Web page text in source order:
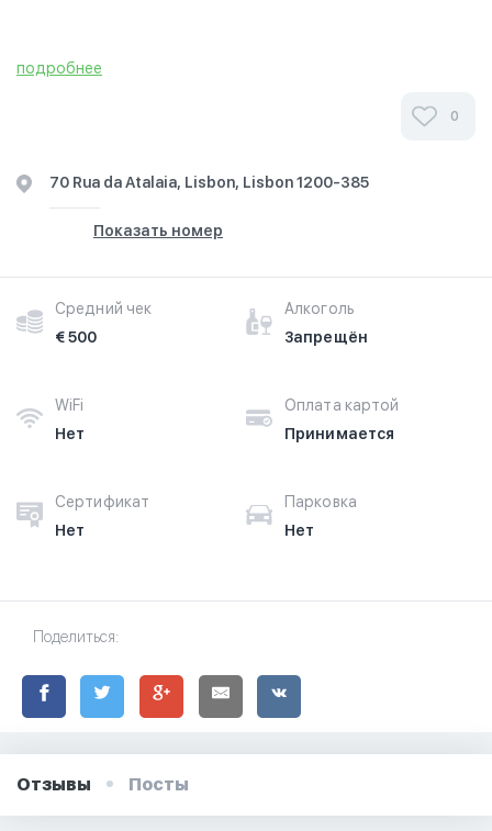
подробнее
0
70 Rua da Atalaia, Lisbon, Lisbon 1200-385
Показать номер
Средний чек
€ 500
Алкоголь
Запрещён
WiFi
Нет
Оплата картой
Принимается
Сертификат
Нет
Парковка
Нет
Поделиться:
Отзывы Посты